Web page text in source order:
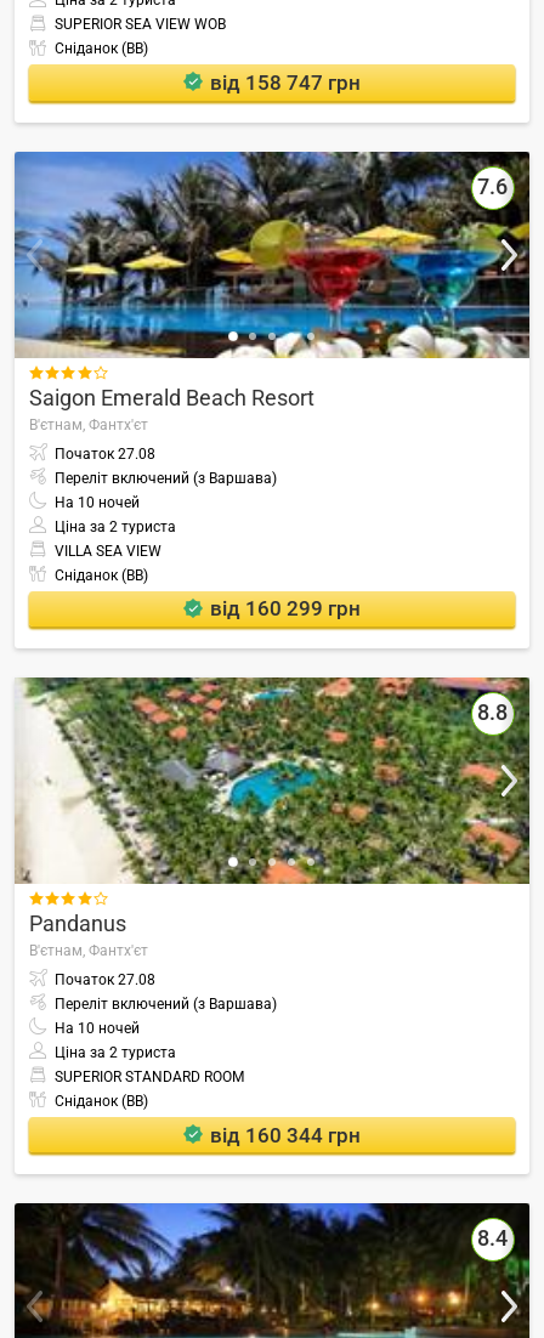
SUPERIOR SEA VIEW WOB
Сніданок (BB)
від 158 747 грн
7.6

Saigon Emerald Beach Resort
В'єтнам, Фантх'єт
Початок 27.08
Переліт включений (з Варшава)
На 10 ночей
Ціна за 2 туриста
VILLA SEA VIEW
Сніданок (BB)
від 160 299 грн
8.8

Pandanus
В'єтнам, Фантх'єт
Початок 27.08
Переліт включений (з Варшава)
На 10 ночей
Ціна за 2 туриста
SUPERIOR STANDARD ROOM
Сніданок (BB)
від 160 344 грн
8.4